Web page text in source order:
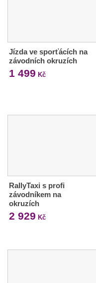
Jízda ve sporťácích na
závodních okruzích
1 499 Kč
RallyTaxi s profi
závodníkem na
okruzích
2 929 Kč